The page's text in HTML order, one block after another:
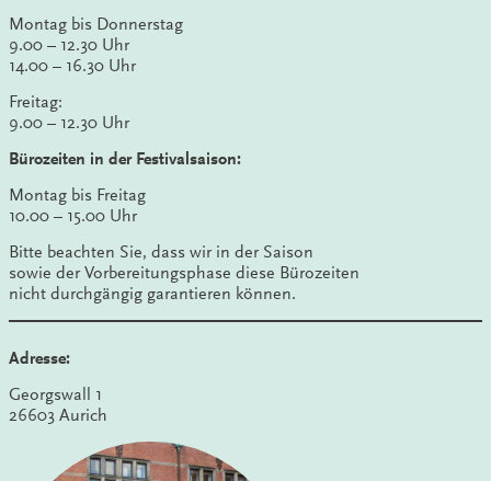
Montag bis Donnerstag
9.00 – 12.30 Uhr
14.00 – 16.30 Uhr
Freitag:
9.00 – 12.30 Uhr
Bürozeiten in der Festivalsaison:
Montag bis Freitag
10.00 – 15.00 Uhr
Bitte beachten Sie, dass wir in der Saison
sowie der Vorbereitungsphase diese Bürozeiten
nicht durchgängig garantieren können.
Adresse:
Georgswall 1
26603 Aurich